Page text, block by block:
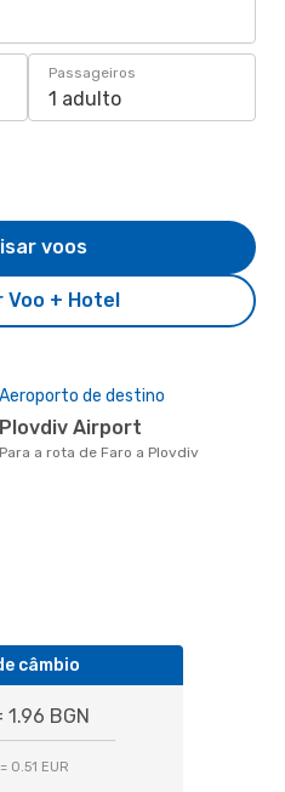
Passageiros
1 adulto
Voo + Hotel
voos
Aeroporto de destino
Plovdiv Airport
Para a rota de Faro a Plovdiv
câmbio
1.96 BGN
0.51 EUR